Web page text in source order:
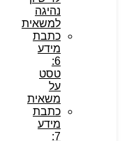
נהיגה
למשאית
כתבת
מידע
6:
טסט
על
משאית
כתבת
מידע
7: